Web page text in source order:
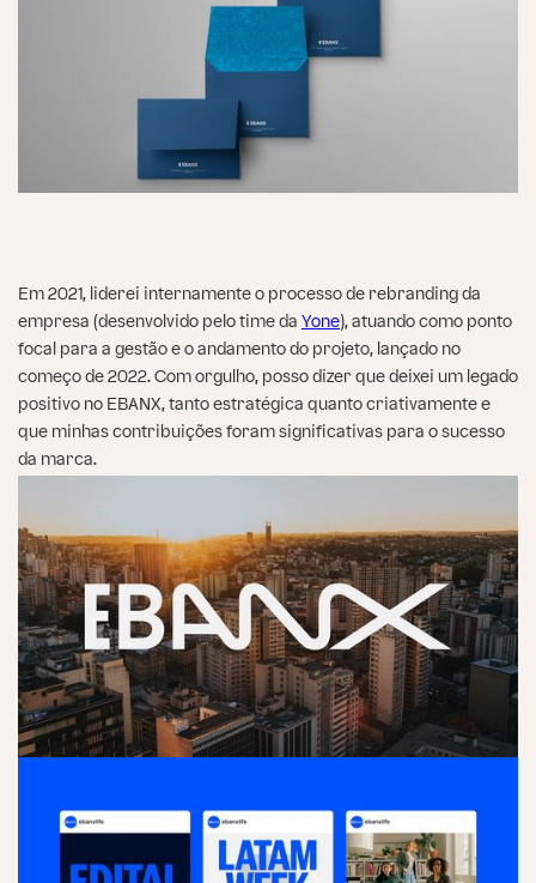
Em 2021, liderei internamente o processo de rebranding da
empresa (desenvolvido pelo time daYone), atuando como ponto
focal para a gestão e o andamento do projeto, lançado no
começo de 2022. Com orgulho, posso dizer que deixei um legado
positivo no EBANX, tanto estratégica quanto criativamente e
que minhas contribuições foram significativas para o sucesso
da marca.